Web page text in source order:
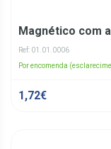
Magnético com
Ref: 01.01.0006
Por encomenda
1,72€